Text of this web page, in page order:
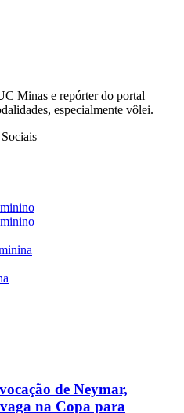
Minas e repórter do portal
especialmente vôlei.
de Neymar,
na Copa para